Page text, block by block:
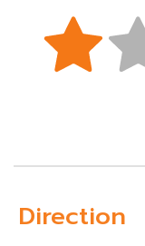
Direction